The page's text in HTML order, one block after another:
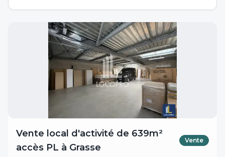
Vente local d'activité de 639m²
accès PL à Grasse
Vente